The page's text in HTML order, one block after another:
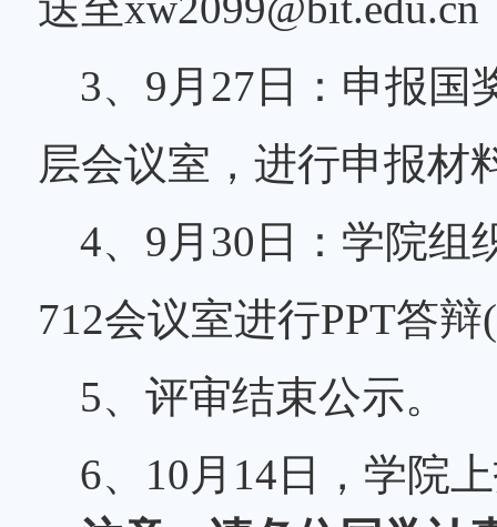
3、9月27日：申报国
层会议室，进行申报材
4、9月30日：学院组
712会议室进行PPT答
5、评审结束公示。
6、10月14日，学院